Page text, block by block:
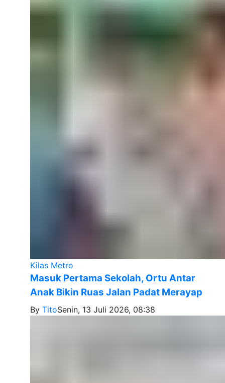
Kilas Metro
Masuk Pertama Sekolah, Ortu Antar
Anak Bikin Ruas Jalan Padat Merayap
By TitoSenin, 13 Juli 2026, 08:38